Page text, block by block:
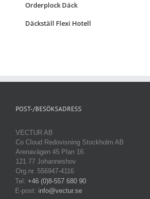
Orderplock Däck
Däckställ Flexi Hotell
POST-/BESÖKSADRESS
VECTUR AB
Co Cloud Redovisning Stockholm AB
Arenavägen 45 Plan 16
121 77 Johanneshov
Org.nr. 556947-4116
Tel: +46 (0)8-557 680 90
E-post: info@vectur.se